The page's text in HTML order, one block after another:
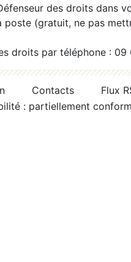
des droits dans
poste (gratuit, ne pas
droits par téléphone :
Contacts
Flux
: partiellement